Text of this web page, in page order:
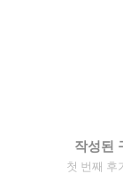
작성된
첫 번째 후